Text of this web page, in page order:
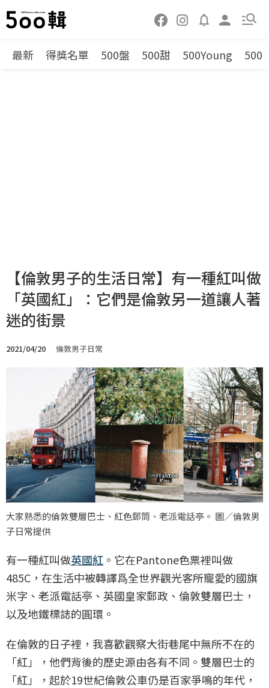
最新 得獎名單 500盤 500甜 500Young 500
【倫敦男子的生活日常】有一種紅叫做
「英國紅」：它們是倫敦另一道讓人著
迷的街景
2021/04/20 倫敦男子日常
大家熟悉的倫敦雙層巴士、紅色郵筒、老派電話亭。 圖／倫敦男
子日常提供
有一種紅叫做英國紅 。它在Pantone色票裡叫做
485C，在生活中被轉譯爲全世界觀光客所寵愛的國旗
米字、老派電話亭、英國皇家郵政、倫敦雙層巴士，
以及地鐵標誌的圓環。
在倫敦的日子裡，我喜歡觀察大街巷尾中無所不在的
「紅」，他們背後的歷史源由各有不同。雙層巴士的
「紅」，起於19世紀倫敦公車仍是百家爭鳴的年代，